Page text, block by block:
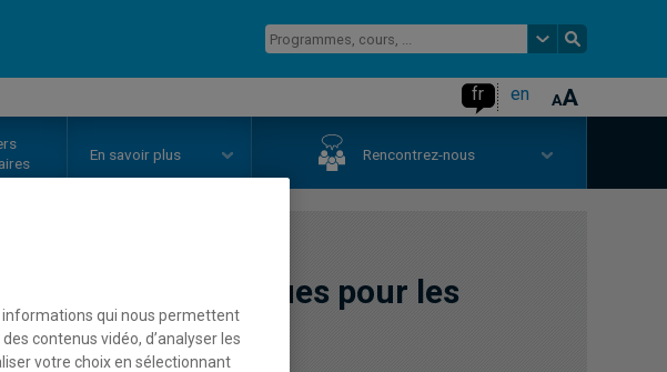
fr en
En savoir plus Rencontrez-nous
de statistiques pour les
informations qui nous permettent
contenus vidéo, d’analyser les
votre choix en sélectionnant